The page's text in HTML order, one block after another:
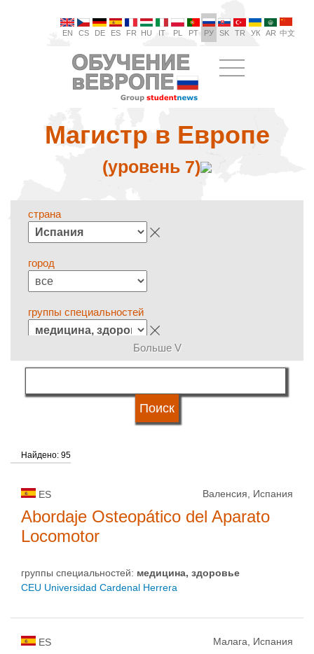
EN CS DE ES FR HU IT PL PT РУ SK TR УК AR 中文
Магистр в Европе
(уровень 7)
страна
город
группы специальностей
язык обучения
статус университетов
Больше V
Найдено: 95
ES Валенсия, Испания
Abordaje Osteopático del Aparato
Locomotor
группы специальностей: медицина, здоровье
CEU Universidad Cardenal Herrera
ES Малага, Испания